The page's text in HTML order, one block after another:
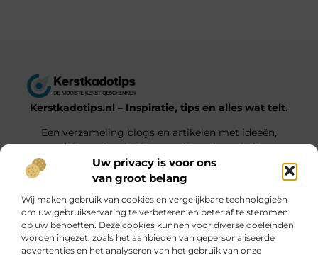
Uw privacy is voor ons
van groot belang
Wij maken gebruik van cookies en vergelijkbare technologieën
om uw gebruikservaring te verbeteren en beter af te stemmen
op uw behoeften. Deze cookies kunnen voor diverse doeleinden
worden ingezet, zoals het aanbieden van gepersonaliseerde
advertenties en het analyseren van het gebruik van onze
Kerstkadotips.nl – Inspiratie, tips en alles wat telt.
Een verzameling blogs en artikelen met ideeën,
advies en inspiratie voor elke gelegenheid.
Onze informatie
Bericht categorie